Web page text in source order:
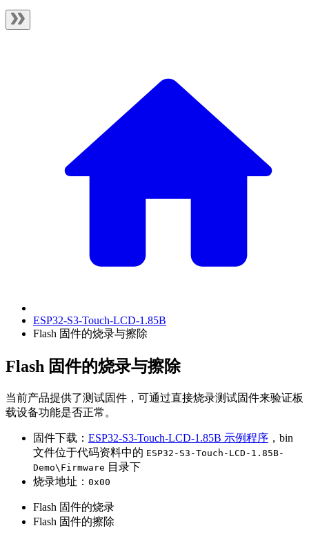
ESP32-S3-Touch-LCD-1.85B
Flash 固件的烧录与擦除
Flash 固件的烧录与擦除
当前产品提供了测试固件，可通过直接烧录测试固件来验证板
载设备功能是否正常。
固件下载： ESP32-S3-Touch-LCD-1.85B 示例程序 ，bin
文件位于代码资料中的 ESP32-S3-Touch-LCD-1.85B-
Demo\Firmware 目录下
烧录地址： 0x00
Flash 固件的烧录
Flash 固件的擦除